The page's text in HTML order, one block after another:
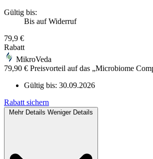
Gültig bis:
Bis auf Widerruf
79,9 €
Rabatt
MikroVeda
79,90 € Preisvorteil auf das „Microbiome
Gültig bis: 30.09.2026
Rabatt sichern
Mehr Details Weniger Details